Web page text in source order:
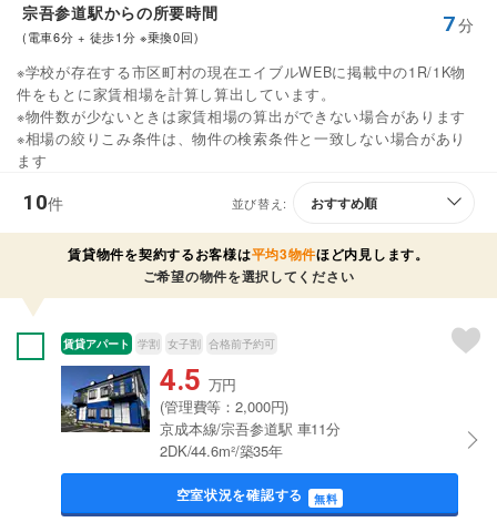
宗吾参道駅からの所要時間
(電車6分 + 徒歩1分 ※乗換0回)
7分
※学校が存在する市区町村の現在エイブルWEBに掲載中の1R/1K物
件をもとに家賃相場を計算し算出しています。
※物件数が少ないときは家賃相場の算出ができない場合があります
※相場の絞りこみ条件は、物件の検索条件と一致しない場合があり
ます
10件 並び替え:
賃貸物件を契約するお客様は平均3物件ほど内見します。
ご希望の物件を選択してください
賃貸アパート 学割 女子割 合格前予約可
4.5 万円
(管理費等：2,000円)
京成本線/宗吾参道駅 車11分
2DK/44.6m²/築35年
空室状況を確認する 無料